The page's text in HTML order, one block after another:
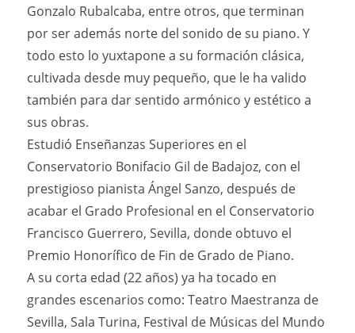
Gonzalo Rubalcaba, entre otros, que terminan
por ser además norte del sonido de su piano. Y
todo esto lo yuxtapone a su formación clásica,
cultivada desde muy pequeño, que le ha valido
también para dar sentido armónico y estético a
sus obras.
Estudió Enseñanzas Superiores en el
Conservatorio Bonifacio Gil de Badajoz, con el
prestigioso pianista Ángel Sanzo, después de
acabar el Grado Profesional en el Conservatorio
Francisco Guerrero, Sevilla, donde obtuvo el
Premio Honorífico de Fin de Grado de Piano.
A su corta edad (22 años) ya ha tocado en
grandes escenarios como: Teatro Maestranza de
Sevilla, Sala Turina, Festival de Músicas del Mundo